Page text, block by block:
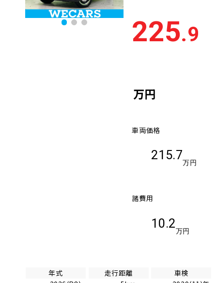
225.9
万円
車両価格
215.7
万円
諸費用
10.2
万円
年式
走行距離
車検